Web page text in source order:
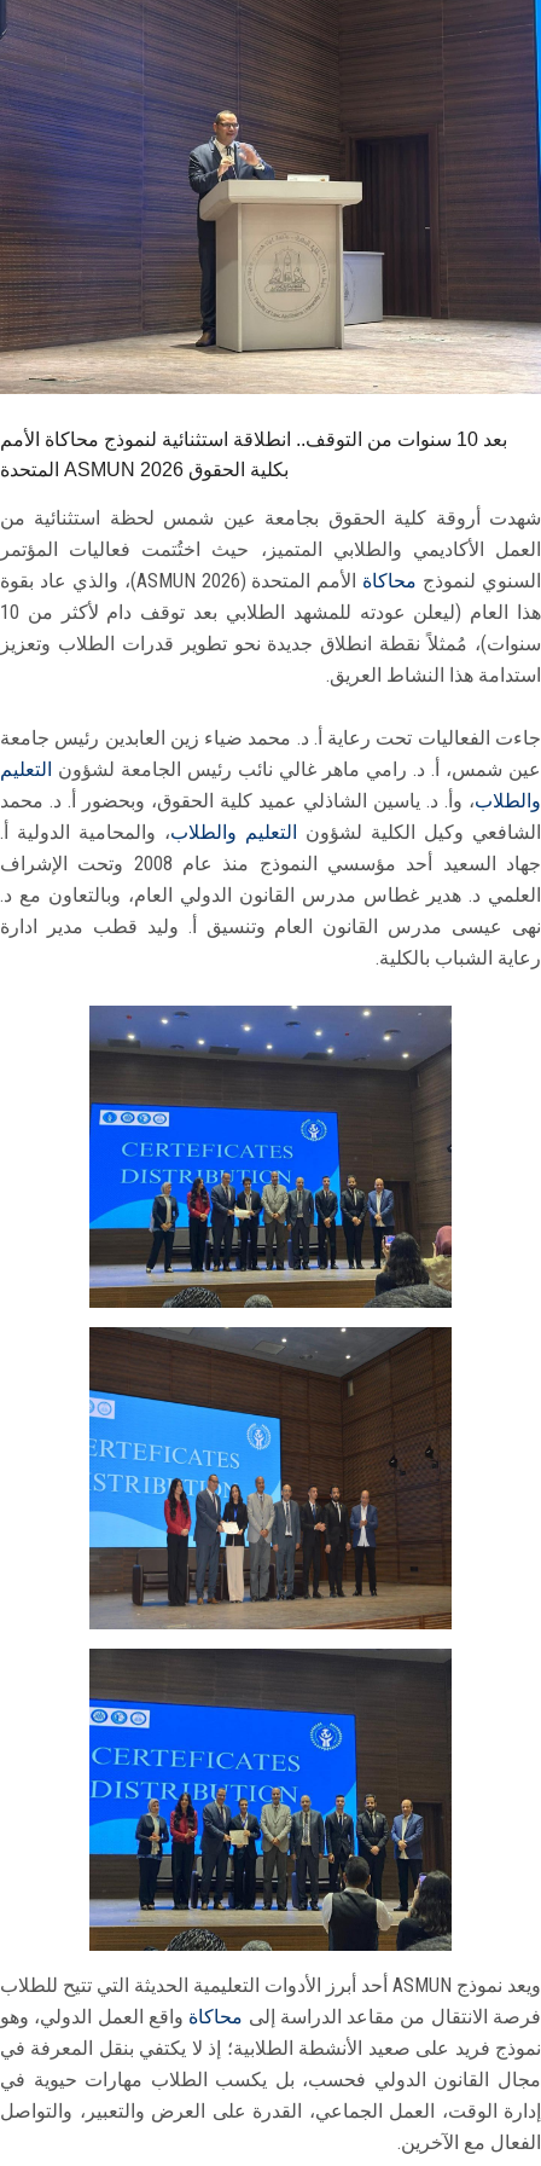
هيئة التدريس
الدراسات العليا
الخريجين
الموظفون
الزائـرون
سجل الان
بعد 10 سنوات من التوقف.. انطلاقة استثنائية لنموذج محاكاة الأمم
المتحدة ASMUN 2026 بكلية الحقوق
شهدت أروقة كلية الحقوق بجامعة عين شمس لحظة استثنائية من
العمل الأكاديمي والطلابي المتميز، حيث اختُتمت فعاليات المؤتمر
السنوي لنموذج محاكاة
الأمم المتحدة (ASMUN 2026)، والذي عاد بقوة
هذا العام (ليعلن عودته للمشهد الطلابي بعد توقف دام لأكثر من 10
سنوات)، مُمثلاً نقطة انطلاق جديدة نحو تطوير قدرات الطلاب وتعزيز
استدامة هذا النشاط العريق.
جاءت الفعاليات تحت رعاية أ. د. محمد ضياء زين العابدين رئيس جامعة
عين شمس، أ. د. رامي ماهر غالي نائب رئيس الجامعة لشؤون التعليم
والطلاب، وأ. د. ياسين الشاذلي عميد كلية الحقوق، وبحضور أ. د. محمد
الشافعي وكيل الكلية لشؤون التعليم والطلاب، والمحامية الدولية أ.
جهاد السعيد أحد مؤسسي النموذج منذ عام 2008 وتحت الإشراف
العلمي د. هدير غطاس مدرس القانون الدولي العام، وبالتعاون مع د.
نهى عيسى مدرس القانون العام وتنسيق أ. وليد قطب مدير ادارة
رعاية الشباب بالكلية.
ويعد نموذج ASMUN أحد أبرز الأدوات التعليمية الحديثة التي تتيح للطلاب
فرصة الانتقال من مقاعد الدراسة إلى محاكاة واقع العمل الدولي، وهو
نموذج فريد على صعيد الأنشطة الطلابية؛ إذ لا يكتفي بنقل المعرفة في
مجال القانون الدولي فحسب، بل يكسب الطلاب مهارات حيوية في
إدارة الوقت، العمل الجماعي، القدرة على العرض والتعبير، والتواصل
الفعال مع الآخرين.